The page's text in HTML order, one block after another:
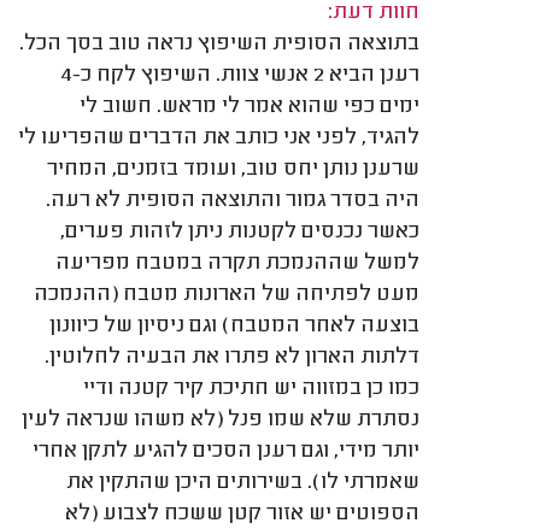
חוות דעת:
בתוצאה הסופית השיפוץ נראה טוב בסך הכל.
רענן הביא 2 אנשי צוות. השיפוץ לקח כ-4
ימים כפי שהוא אמר לי מראש. חשוב לי
להגיד, לפני אני כותב את הדברים שהפריעו לי
שרענן נותן יחס טוב, ועומד בזמנים, המחיר
היה בסדר גמור והתוצאה הסופית לא רעה.
כאשר נכנסים לקטנות ניתן לזהות פערים,
למשל שההנמכת תקרה במטבח מפריעה
מעט לפתיחה של הארונות מטבח (ההנמכה
בוצעה לאחר המטבח) וגם ניסיון של כיוונון
דלתות הארון לא פתרו את הבעיה לחלוטין.
כמו כן במזווה יש חתיכת קיר קטנה ודיי
נסתרת שלא שמו פנל (לא משהו שנראה לעין
יותר מידי, וגם רענן הסכים להגיע לתקן אחרי
שאמרתי לו). בשירותים היכן שהתקין את
הספוטים יש אזור קטן ששכח לצבוע (לא